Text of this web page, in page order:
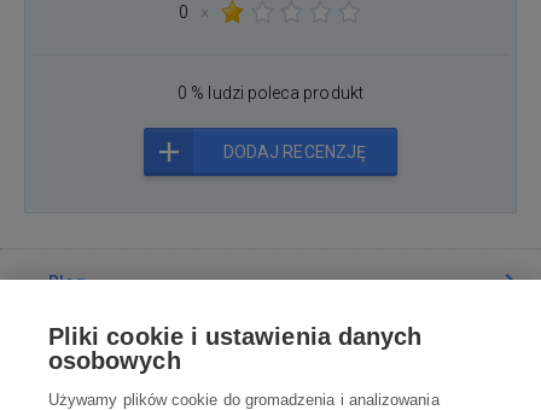
0
×
0 % ludzi poleca produkt
DODAJ RECENZJĘ
Blog
Poradnia
Pliki cookie i ustawienia danych
osobowych
Używamy plików cookie do gromadzenia i analizowania